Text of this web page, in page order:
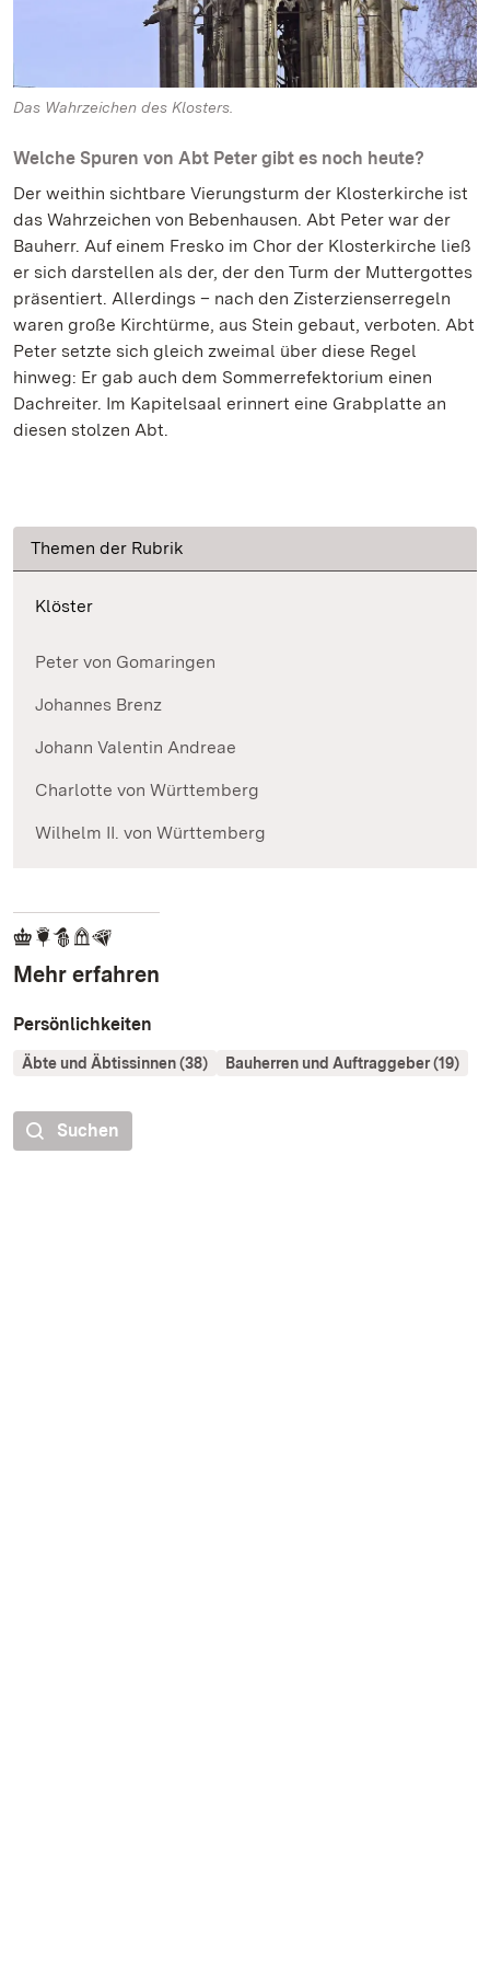
Das Wahrzeichen des Klosters.
Welche Spuren von Abt Peter gibt es noch heute?
Der weithin sichtbare Vierungsturm der Klosterkirche ist
das Wahrzeichen von Bebenhausen. Abt Peter war der
Bauherr. Auf einem Fresko im Chor der Klosterkirche ließ
er sich darstellen als der, der den Turm der Muttergottes
präsentiert. Allerdings – nach den Zisterzienserregeln
waren große Kirchtürme, aus Stein gebaut, verboten. Abt
Peter setzte sich gleich zweimal über diese Regel
hinweg: Er gab auch dem Sommerrefektorium einen
Dachreiter. Im Kapitelsaal erinnert eine Grabplatte an
diesen stolzen Abt.
Themen der Rubrik
Klöster
Peter von Gomaringen
Johannes Brenz
Johann Valentin Andreae
Charlotte von Württemberg
Wilhelm II. von Württemberg
Mehr erfahren
Persönlichkeiten
Äbte und Äbtissinnen (38) Bauherren und Auftraggeber (19)
Suchen